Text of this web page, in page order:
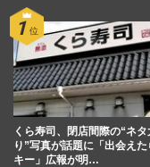
くら寿司、閉店間際の“ネタ
り”写真が話題に「出会えた
キー」広報が明…